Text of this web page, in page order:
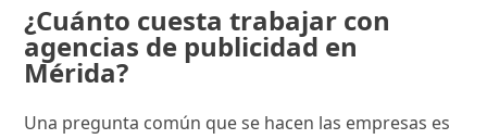
¿Cuánto cuesta trabajar con
agencias de publicidad en
Mérida?
Una pregunta común que se hacen las empresas es